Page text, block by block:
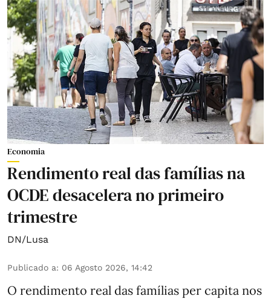
Economia
Rendimento real das famílias na
OCDE desacelera no primeiro
trimestre
DN/Lusa
Publicado a: 06 Agosto 2026, 14:42
O rendimento real das famílias per capita nos